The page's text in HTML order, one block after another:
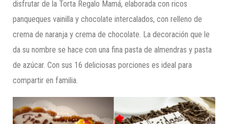
disfrutar de la Torta Regalo Mamá, elaborada con ricos
panqueques vainilla y chocolate intercalados, con relleno de
crema de naranja y crema de chocolate. La decoración que le
da su nombre se hace con una fina pasta de almendras y pasta
de azúcar. Con sus 16 deliciosas porciones es ideal para
compartir en familia.